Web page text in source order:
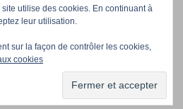
Professionnels/Event managers Contact
utilise des cookies. En continuant à
leur utilisation.
sur la façon de contrôler les cookies,
cookies